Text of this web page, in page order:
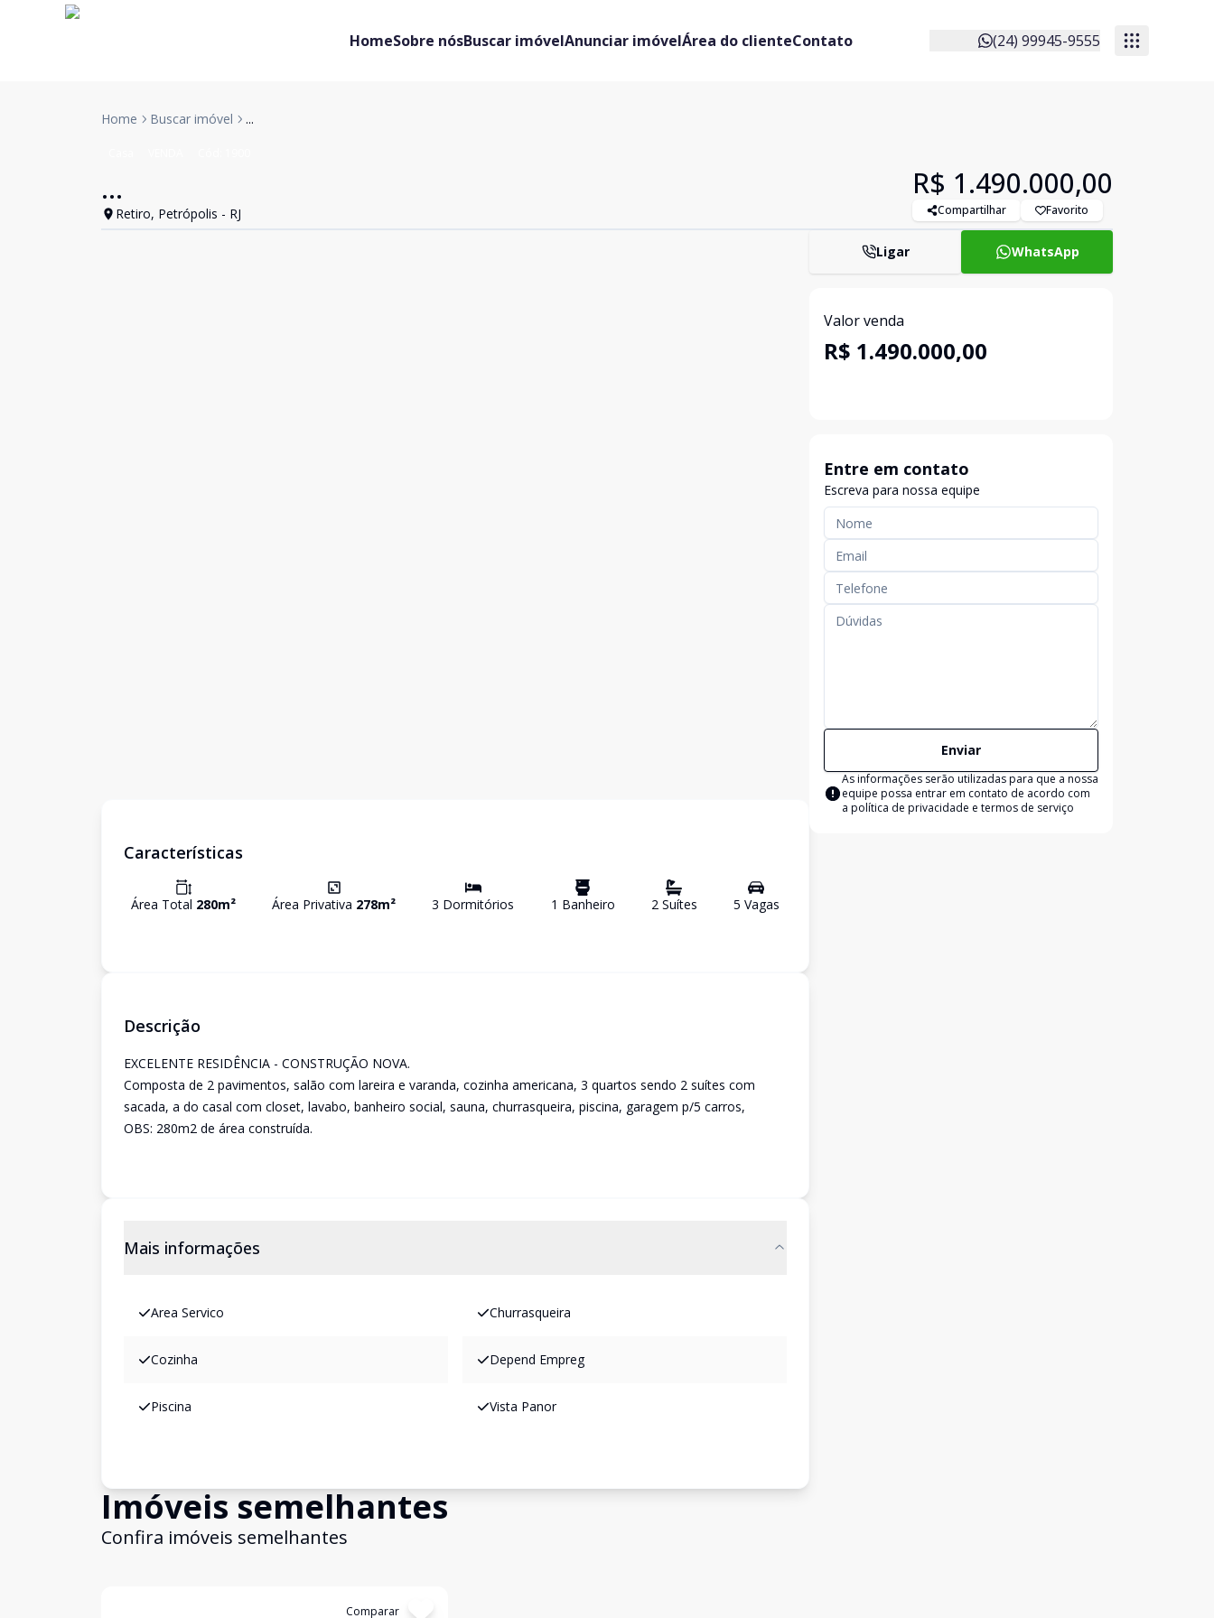
HomeSobre nósBuscar imóvelAnunciar imóvelÁrea do clienteContato (24) 99945-9555
Home Buscar imóvel ...
...
Retiro, Petrópolis - RJ
R$ 1.490.000,00
Compartilhar Favorito
Características
Área Total 280m² Área Privativa 278m² 3 Dormitórios 1 Banheiro 2Suítes 5 Vagas
Descrição
EXCELENTE RESIDÊNCIA - CONSTRUÇÃO NOVA.
Composta de 2 pavimentos, salão com lareira e varanda, cozinha americana, 3 quartos sendo 2 suítes com
sacada, a do casal com closet, lavabo, banheiro social, sauna, churrasqueira, piscina, garagem p/5 carros,
OBS: 280m2 de área construída.
Mais informações
Area Servico Churrasqueira
Cozinha Depend Empreg
Piscina Vista Panor
Imóveis semelhantes
Confira imóveis semelhantes
Comparar
Ligar WhatsApp
Valor venda
R$ 1.490.000,00
Entre em contato
Escreva para nossa equipe
Enviar
As informações serão utilizadas para que a nossa
equipe possa entrar em contato de acordo com
a política de privacidade e termos de serviço